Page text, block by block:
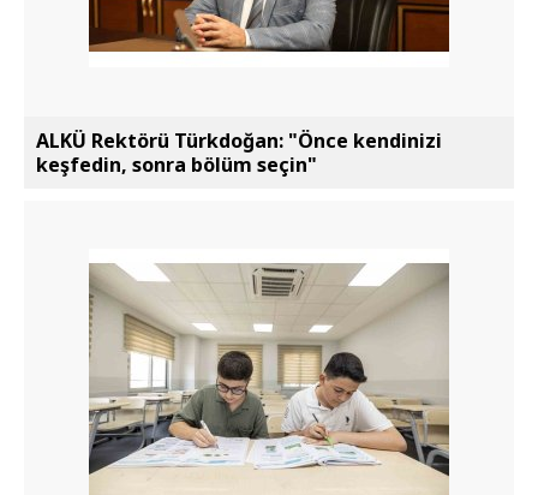
ALKÜ Rektörü Türkdoğan: "Önce kendinizi
keşfedin, sonra bölüm seçin"